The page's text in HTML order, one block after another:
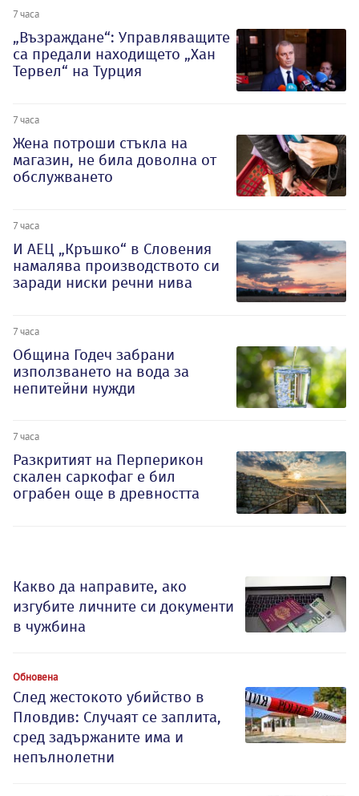
7 часа
„Възраждане“: Управляващите
са предали находището „Хан
Тервел“ на Турция
7 часа
Жена потроши стъкла на
магазин, не била доволна от
обслужването
7 часа
И АЕЦ „Кръшко“ в Словения
намалява производството си
заради ниски речни нива
7 часа
Община Годеч забрани
използването на вода за
непитейни нужди
7 часа
Разкритият на Перперикон
скален саркофаг е бил
ограбен още в древността
Какво да направите, ако
изгубите личните си документи
в чужбина
Обновена
След жестокото убийство в
Пловдив: Случаят се заплита,
сред задържаните има и
непълнолетни